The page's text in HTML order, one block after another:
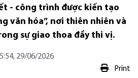
- công trình được kiến tạo
văn hóa”, nơi thiên nhiên và
sự giao thoa đầy thi vị.
29/06/2026
Print